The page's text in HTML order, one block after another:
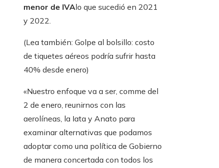
menor de IVAlo que sucedió en 2021
y 2022.
(Lea también: Golpe al bolsillo: costo
de tiquetes aéreos podría sufrir hasta
40% desde enero)
«Nuestro enfoque va a ser, comme del
2 de enero, reunirnos con las
aerolíneas, la Iata y Anato para
examinar alternativas que podamos
adoptar como una política de Gobierno
de manera concertada con todos los